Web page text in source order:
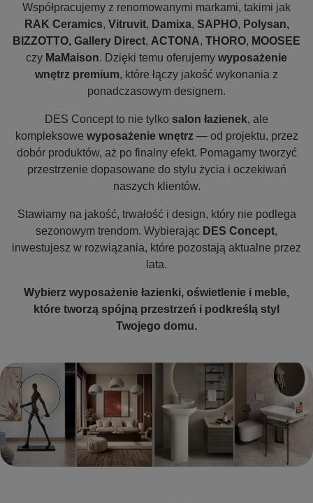
Współpracujemy z renomowanymi markami, takimi jak
RAK Ceramics, Vitruvit, Damixa, SAPHO, Polysan,
BIZZOTTO, Gallery Direct, ACTONA, THORO, MOOSEE
czy MaMaison. Dzięki temu oferujemy wyposażenie
wnętrz premium, które łączy jakość wykonania z
ponadczasowym designem.
DES Concept to nie tylko salon łazienek, ale
kompleksowe wyposażenie wnętrz— od projektu, przez
dobór produktów, aż po finalny efekt. Pomagamy tworzyć
przestrzenie dopasowane do stylu życia i oczekiwań
naszych klientów.
Stawiamy na jakość, trwałość i design, który nie podlega
sezonowym trendom. Wybierając DES Concept,
inwestujesz w rozwiązania, które pozostają aktualne przez
lata.
Wybierz wyposażenie łazienki, oświetlenie i meble,
które tworzą spójną przestrzeń i podkreślą styl
Twojego domu.